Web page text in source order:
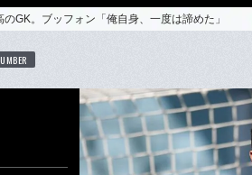
GK。ブッフォン「俺自身、一度は諦めた」